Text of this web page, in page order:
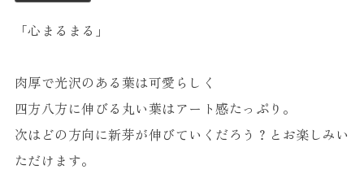
「心まるまる」
肉厚で光沢のある葉は可愛らしく
四方八方に伸びる丸い葉はアート感たっぷり。
次はどの方向に新芽が伸びていくだろう？とお楽しみい
ただけます。